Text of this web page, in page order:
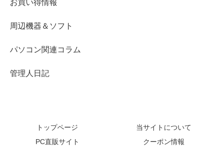
お買い得情報
周辺機器＆ソフト
パソコン関連コラム
管理人日記
トップページ
当サイトについて
PC直販サイト
クーポン情報